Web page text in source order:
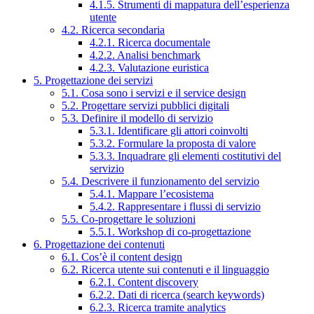
4.1.5. Strumenti di mappatura dell’esperienza
utente
4.2. Ricerca secondaria
4.2.1. Ricerca documentale
4.2.2. Analisi benchmark
4.2.3. Valutazione euristica
5. Progettazione dei servizi
5.1. Cosa sono i servizi e il service design
5.2. Progettare servizi pubblici digitali
5.3. Definire il modello di servizio
5.3.1. Identificare gli attori coinvolti
5.3.2. Formulare la proposta di valore
5.3.3. Inquadrare gli elementi costitutivi del
servizio
5.4. Descrivere il funzionamento del servizio
5.4.1. Mappare l’ecosistema
5.4.2. Rappresentare i flussi di servizio
5.5. Co-progettare le soluzioni
5.5.1. Workshop di co-progettazione
6. Progettazione dei contenuti
6.1. Cos’è il content design
6.2. Ricerca utente sui contenuti e il linguaggio
6.2.1. Content discovery
6.2.2. Dati di ricerca (search keywords)
6.2.3. Ricerca tramite analytics